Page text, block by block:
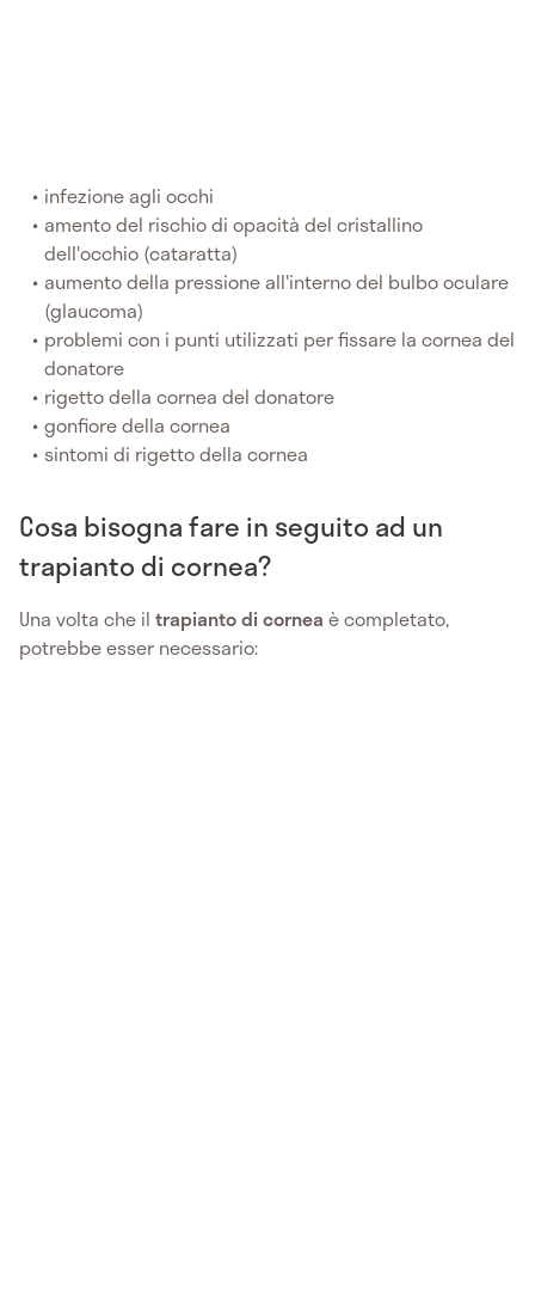
infezione agli occhi
amento del rischio di opacità del cristallino
dell'occhio (cataratta)
aumento della pressione all'interno del bulbo oculare
(glaucoma)
problemi con i punti utilizzati per fissare la cornea del
donatore
rigetto della cornea del donatore
gonfiore della cornea
sintomi di rigetto della cornea
Cosa bisogna fare in seguito ad un
trapianto di cornea?
Una volta che il trapianto di cornea è completato,
potrebbe esser necessario: